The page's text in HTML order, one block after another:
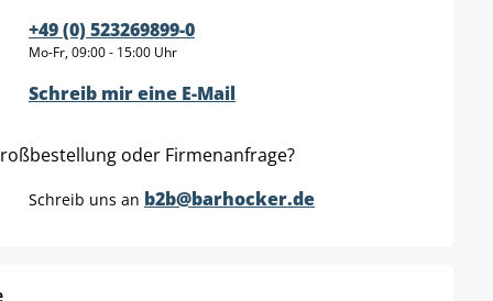
+49 (0) 523269899-0
Mo-Fr, 09:00 - 15:00 Uhr
Schreib mir eine E-Mail
oder Firmenanfrage?
Schreib uns an b2b@barhocker.de